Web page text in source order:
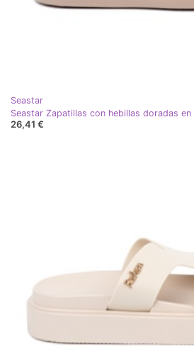
Seastar
Seastar Zapatillas con hebillas doradas
26,41 €